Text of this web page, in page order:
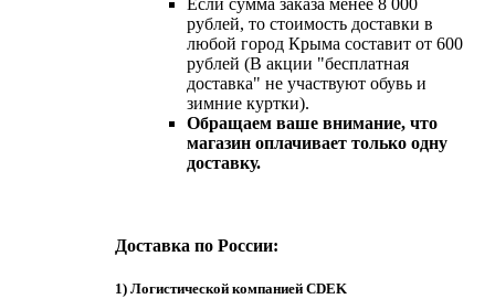
Если сумма заказа менее 8 000
рублей, то стоимость доставки в
любой город Крыма составит от 600
рублей (В акции "бесплатная
доставка" не участвуют обувь и
зимние куртки).
Обращаем ваше внимание, что
магазин оплачивает только одну
доставку.
Доставка по России:
1) Логистической компанией CDEK